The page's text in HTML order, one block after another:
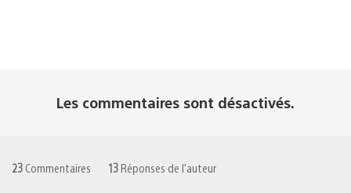
Les commentaires sont désactivés.
23 Commentaires 13 Réponses de l'auteur